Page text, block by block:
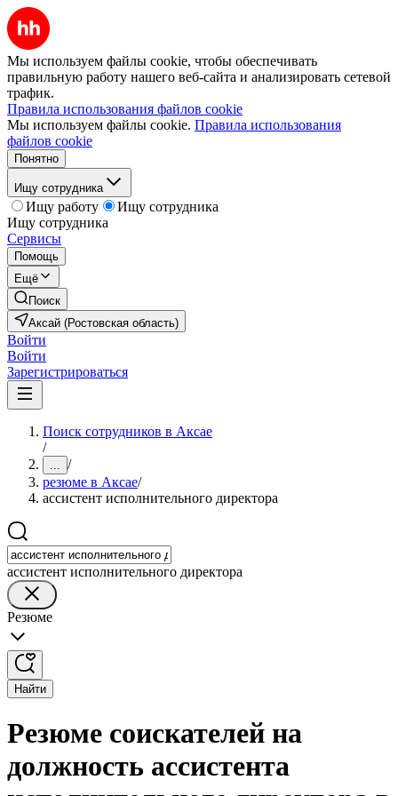
Мы используем файлы cookie, чтобы обеспечивать
правильную работу нашего веб-сайта и анализировать сетевой
трафик.
Правила использования файлов cookie
Мы используем файлы cookie. Правила использования
файлов cookie
Понятно
Ищу сотрудника
Ищу работу
Ищу сотрудника
Ищу сотрудника
Сервисы
Помощь
Ещё
Поиск
Аксай (Ростовская область)
Войти
Войти
Зарегистрироваться
Поиск сотрудников в Аксае
/
... /
резюме в Аксае/
ассистент исполнительного директора
ассистент исполнительного директора
Резюме
Найти
Резюме соискателей на
должность ассистента